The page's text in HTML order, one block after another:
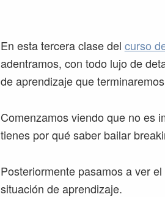
En esta tercera clase del curso
adentramos, con todo lujo de
de aprendizaje que
Comenzamos viendo que no es
tienes por qué saber bailar
Posteriormente pasamos a ver
situación de aprendizaje.